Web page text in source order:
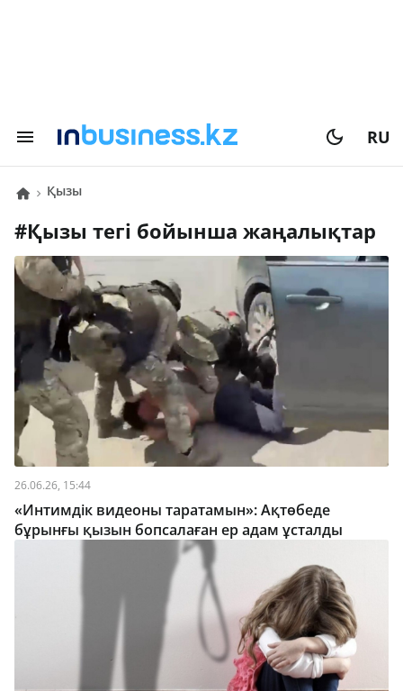
RU
қызы
# қызы тегі бойынша жаңалықтар
26.06.26, 15:44
«Интимдік видеоны таратамын»: Ақтөбеде
бұрынғы қызын бопсалаған ер адам ұсталды